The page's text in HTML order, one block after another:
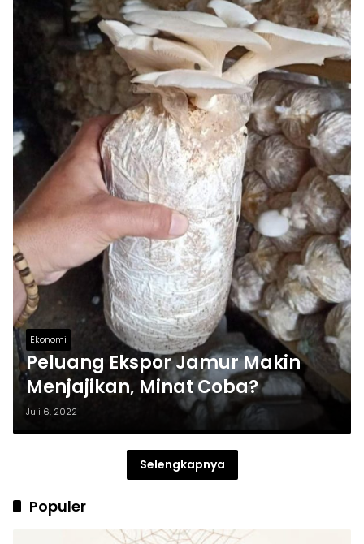
Ekonomi
Peluang Ekspor Jamur Makin
Menjajikan, Minat Coba?
Juli 6, 2022
Selengkapnya
Populer